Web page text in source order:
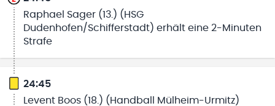
Raphael Sager (13.) (HSG
Dudenhofen/Schifferstadt) erhält eine 2-Minuten
Strafe
24:45
Levent Boos (18.) (Handball Mülheim-Urmitz)